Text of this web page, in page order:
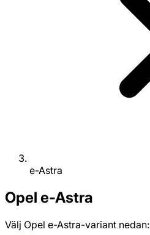
e-Astra
Opel e-Astra
Välj Opel e-Astra-variant nedan: